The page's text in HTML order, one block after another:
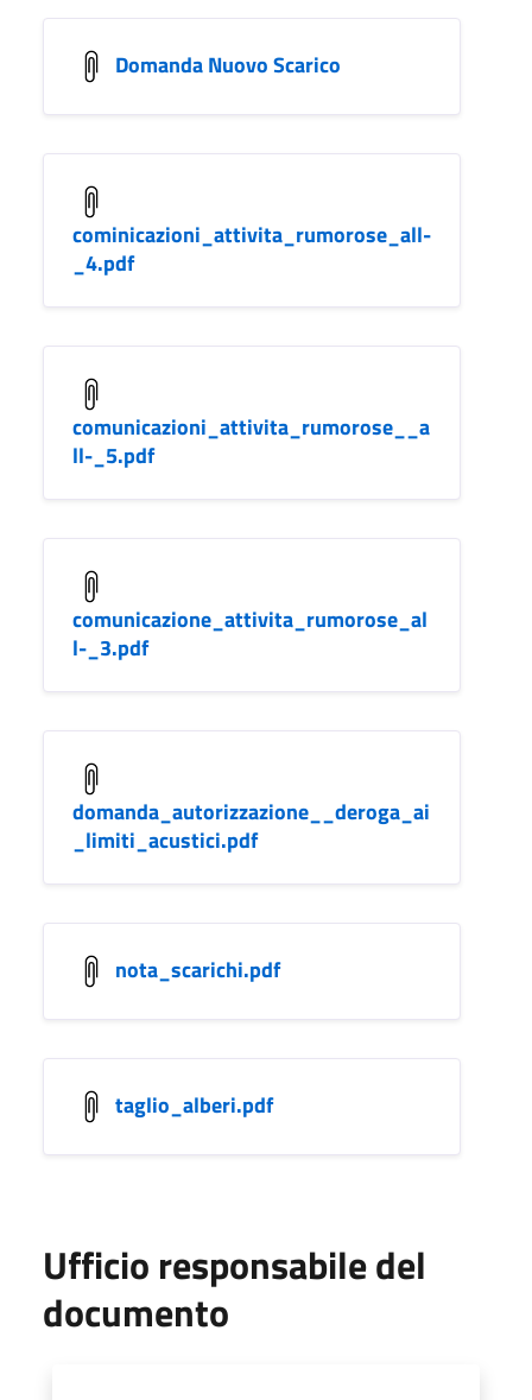
Domanda Nuovo Scarico
cominicazioni_attivita_rumorose_all-
_4.pdf
comunicazioni_attivita_rumorose__a
ll-_5.pdf
comunicazione_attivita_rumorose_al
l-_3.pdf
domanda_autorizzazione__deroga_ai
_limiti_acustici.pdf
nota_scarichi.pdf
taglio_alberi.pdf
Ufficio responsabile del
documento